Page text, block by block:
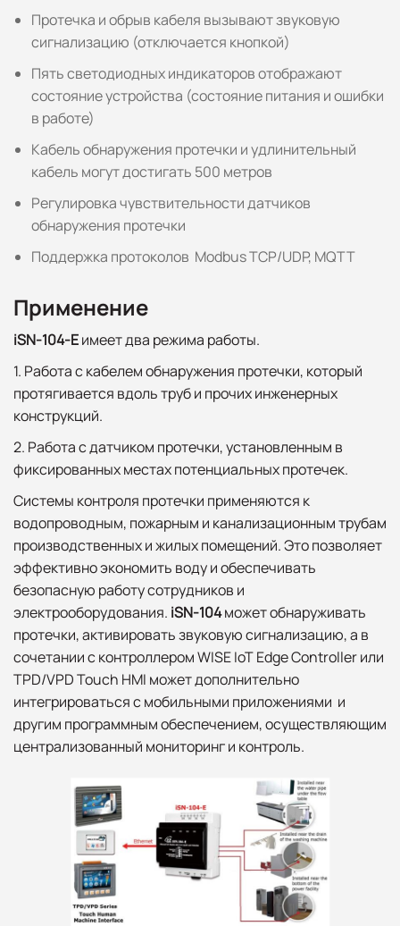
Протечка и обрыв кабеля вызывают звуковую
сигнализацию (отключается кнопкой)
Пять светодиодных индикаторов отображают
состояние устройства (состояние питания и ошибки
в работе)
Кабель обнаружения протечки и удлинительный
кабель могут достигать 500 метров
Регулировка чувствительности датчиков
обнаружения протечки
Поддержка протоколов Modbus TCP/UDP, MQTT
Применение
iSN-104-Eимеет два режима работы.
1. Работа с кабелем обнаружения протечки, который
протягивается вдоль труб и прочих инженерных
конструкций.
2. Работа с датчиком протечки, установленным в
фиксированных местах потенциальных протечек.
Системы контроля протечки применяются к
водопроводным, пожарным и канализационным трубам
производственных и жилых помещений. Это позволяет
эффективно экономить воду и обеспечивать
безопасную работу сотрудников и
электрооборудования. iSN-104может обнаруживать
протечки, активировать звуковую сигнализацию, а в
сочетании с контроллером WISE IoT Edge Controller или
TPD/VPD Touch HMI может дополнительно
интегрироваться с мобильными приложениями и
другим программным обеспечением, осуществляющим
централизованный мониторинг и контроль.